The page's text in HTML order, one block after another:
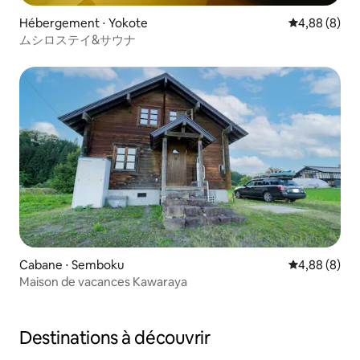
Hébergement ⋅ Yokote Évaluation
4,88 (8)
ムシロステイ&サウナ
Cabane ⋅ Semboku Évaluation
4,88 (8)
Maison de vacances Kawaraya
Destinations à découvrir